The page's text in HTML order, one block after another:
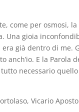
come per osmosi, la
Una gioia
già dentro di me.
anch’io. E la Parola
necessario
Vicario